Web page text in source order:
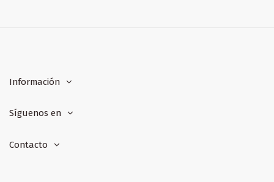
Información
Síguenos en
Contacto